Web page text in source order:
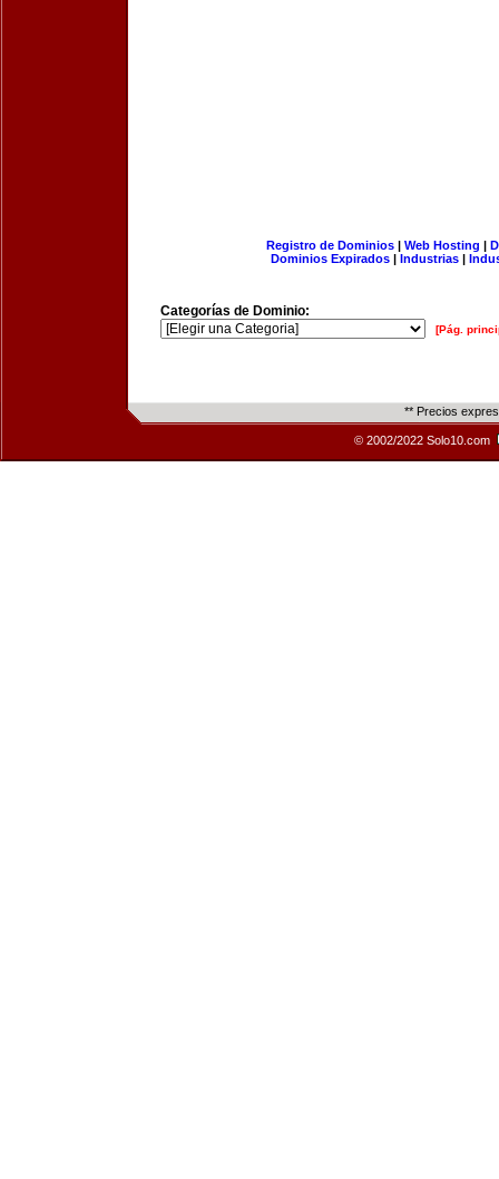
Registro de Dominios| Web Hosting |
Dominios Expirados | Industrias |
Categorías de Dominio:
[Pág.
** Precios
© 2002/2022 Solo10.com